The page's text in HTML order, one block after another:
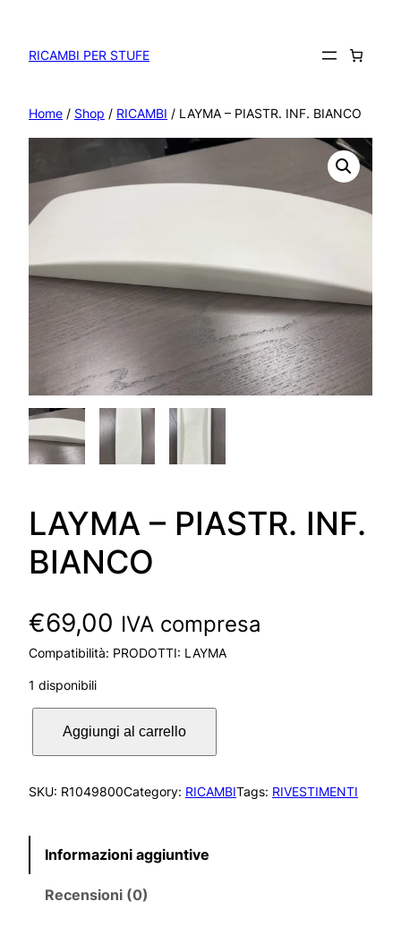
contenuto
RICAMBI PER STUFE
Home / Shop / RICAMBI / LAYMA – PIASTR. INF. BIANCO
LAYMA – PIASTR. INF.
BIANCO
€69,00 IVA compresa
Compatibilità: PRODOTTI: LAYMA
1 disponibili
Y
A
P
A
Aggiungi al carrello
SKU: R1049800Category: RICAMBITags: RIVESTIMENTI
Informazioni aggiuntive
Recensioni (0)